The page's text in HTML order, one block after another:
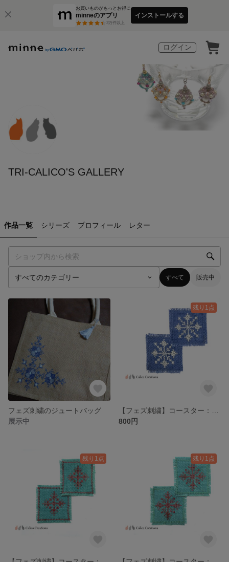
お買いものがもっとお得に
minneのアプリ
3万件以上
インストールする
ログイン
TRI-CALICO'S GALLERY
作品一覧 シリーズ プロフィール レター
すべて 販売中
フェズ刺繍のジュートバッグ
展示中
残り1点
800円
残り1点 残り1点